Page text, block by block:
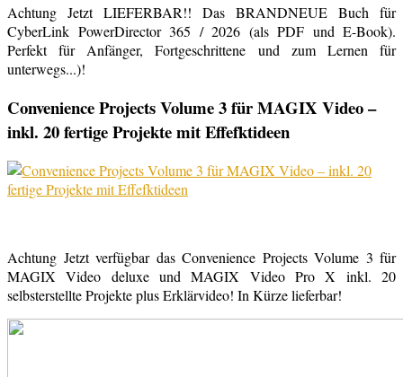
Achtung Jetzt LIEFERBAR!! Das BRANDNEUE Buch für
CyberLink PowerDirector 365 / 2026 (als PDF und E-Book).
Perfekt für Anfänger, Fortgeschrittene und zum Lernen für
unterwegs...)!
Convenience Projects Volume 3 für MAGIX Video –
inkl. 20 fertige Projekte mit Effefktideen
Achtung Jetzt verfügbar das Convenience Projects Volume 3 für
MAGIX Video deluxe und MAGIX Video Pro X inkl. 20
selbsterstellte Projekte plus Erklärvideo! In Kürze lieferbar!